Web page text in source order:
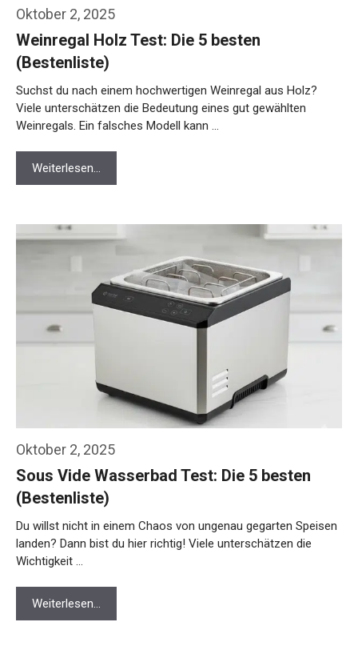
Oktober 2, 2025
Weinregal Holz Test: Die 5 besten
(Bestenliste)
Suchst du nach einem hochwertigen Weinregal aus Holz?
Viele unterschätzen die Bedeutung eines gut gewählten
Weinregals. Ein falsches Modell kann …
Weiterlesen…
Oktober 2, 2025
Sous Vide Wasserbad Test: Die 5 besten
(Bestenliste)
Du willst nicht in einem Chaos von ungenau gegarten Speisen
landen? Dann bist du hier richtig! Viele unterschätzen die
Wichtigkeit …
Weiterlesen…